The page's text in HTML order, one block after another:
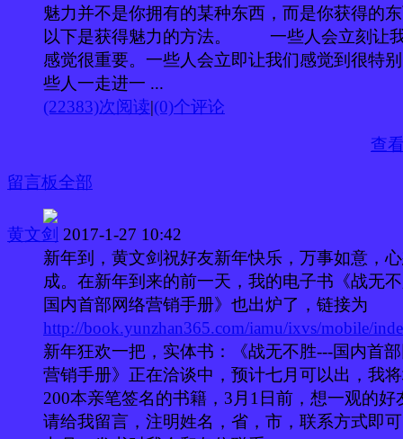
魅力并不是你拥有的某种东西，而是你获得的
以下是获得魅力的方法。 一些人会立刻让
感觉很重要。一些人会立即让我们感觉到很特
些人一走进一 ...
(22383)次阅读|(0)个评论
查
留言板全部
黄文剑 2017-1-27 10:42
新年到，黄文剑祝好友新年快乐，万事如意，
成。在新年到来的前一天，我的电子书《战无
国内首部网络营销手册》也出炉了，链接为
http://book.yunzhan365.com/iamu/ixvs/mobile/
新年狂欢一把，实体书：《战无不胜---国内首
营销手册》正在洽谈中，预计七月可以出，我
200本亲笔签名的书籍，3月1日前，想一观的好
请给我留言，注明姓名，省，市，联系方式即